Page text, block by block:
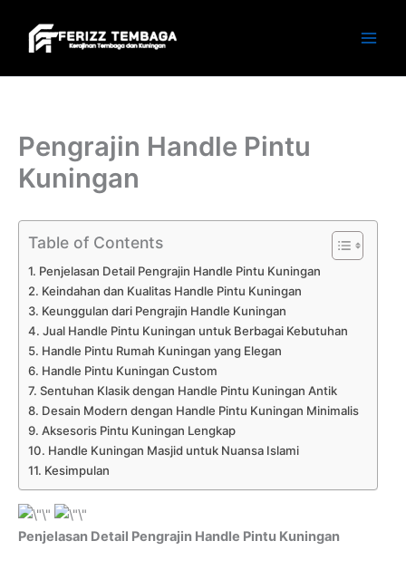
content
Pengrajin Handle Pintu
Kuningan
Table of Contents
Penjelasan Detail Pengrajin Handle Pintu Kuningan
Keindahan dan Kualitas Handle Pintu Kuningan
Keunggulan dari Pengrajin Handle Kuningan
Jual Handle Pintu Kuningan untuk Berbagai Kebutuhan
Handle Pintu Rumah Kuningan yang Elegan
Handle Pintu Kuningan Custom
Sentuhan Klasik dengan Handle Pintu Kuningan Antik
Desain Modern dengan Handle Pintu Kuningan Minimalis
Aksesoris Pintu Kuningan Lengkap
Handle Kuningan Masjid untuk Nuansa Islami
Kesimpulan
Penjelasan Detail Pengrajin Handle Pintu Kuningan